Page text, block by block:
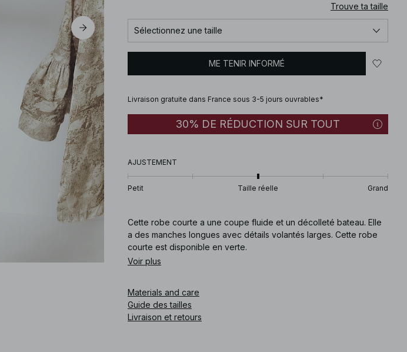
Trouve ta taille
Sélectionnez une taille
ME TENIR INFORMÉ
Livraison gratuite dans France sous 3-5 jours ouvrables*
30% DE RÉDUCTION SUR TOUT
AJUSTEMENT
Petit Taille réelle Grand
Cette robe courte a une coupe fluide et un décolleté bateau. Elle
a des manches longues avec détails volantés larges. Cette robe
courte est disponible en verte.
Voir plus
Materials and care
Guide des tailles
Livraison et retours